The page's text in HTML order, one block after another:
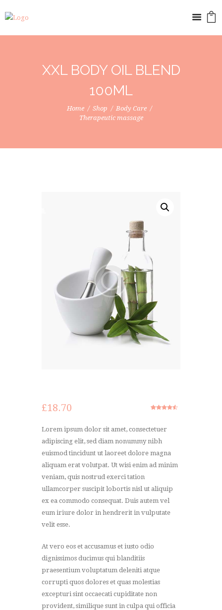
XXL BODY OIL BLEND
100ML
Home Shop
Body Care
Therapeutic massage
based on
ratings
£18.70
Lorem ipsum dolor sit amet, consectetuer
adipiscing elit, sed diam nonummy nibh
euismod tincidunt ut laoreet dolore magna
aliquam erat volutpat. Ut wisi enim ad minim
veniam, quis nostrud exerci tation
ullamcorper suscipit lobortis nisl ut aliquip
ex ea commodo consequat. Duis autem vel
eum iriure dolor in hendrerit in vulputate
velit esse.
At vero eos et accusamus et iusto odio
dignissimos ducimus qui blanditiis
praesentium voluptatum deleniti atque
corrupti quos dolores et quas molestias
excepturi sint occaecati cupiditate non
provident, similique sunt in culpa qui officia